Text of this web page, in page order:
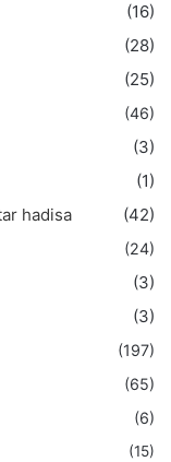
(16)
(28)
(25)
(46)
(3)
(1)
hadisa
(42)
(24)
(3)
(3)
(197)
(65)
(6)
(15)